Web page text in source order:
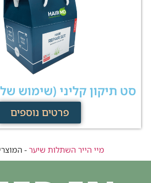
סט תיקון קליני (שימוש של 6 חודשים)
פרטים נוספים
מיי הייר השתלות שיער-